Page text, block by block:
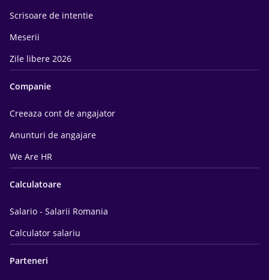
Scrisoare de intentie
Meserii
Zile libere 2026
Companie
Creeaza cont de angajator
Anunturi de angajare
We Are HR
Calculatoare
Salario - Salarii Romania
Calculator salariu
Parteneri